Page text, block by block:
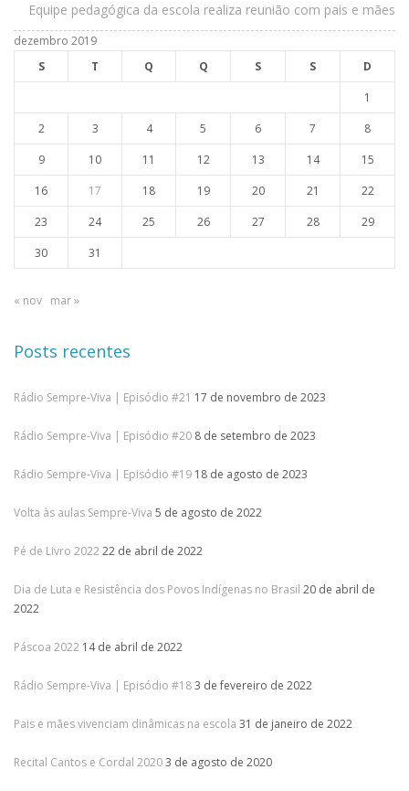
Equipe pedagógica da escola realiza reunião com pais e mães
dezembro 2019
S
T Q Q S S
D
1
2
3 4 5 6 7
8
9
10 11 12 13 14
15
16
17 18 19 20 21
22
23
24 25 26 27 28
29
30
31
« nov mar »
Posts recentes
Rádio Sempre-Viva | Episódio #21 17 de novembro de 2023
Rádio Sempre-Viva | Episódio #20 8 de setembro de 2023
Rádio Sempre-Viva | Episódio #19 18 de agosto de 2023
Volta às aulas Sempre-Viva 5 de agosto de 2022
Pé de Livro 2022 22 de abril de 2022
Dia de Luta e Resistência dos Povos Indígenas no Brasil 20 de abril de
2022
Páscoa 2022 14 de abril de 2022
Rádio Sempre-Viva | Episódio #183 de fevereiro de 2022
Pais e mães vivenciam dinâmicas na escola 31 de janeiro de 2022
Recital Cantos e Cordal 20203 de agosto de 2020